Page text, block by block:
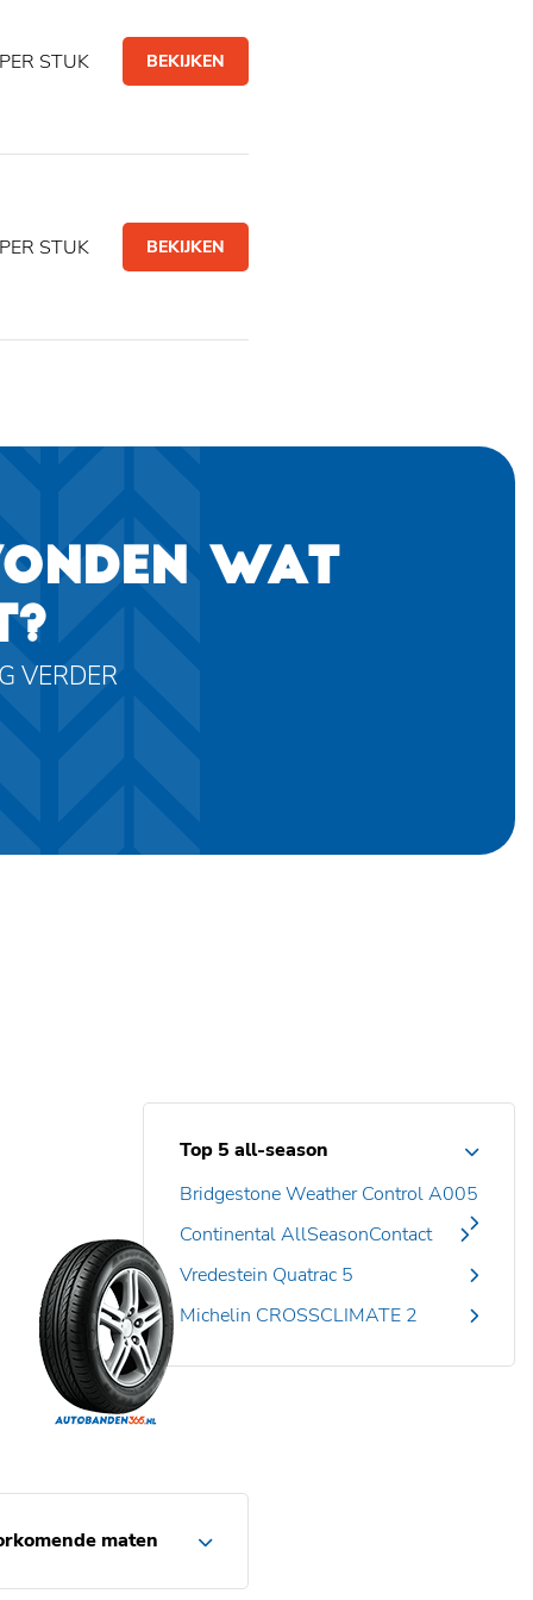
PER STUK BEKIJKEN
PER STUK BEKIJKEN
WAT
VERDER
Top 5 all-season
Bridgestone Weather Control A005
Continental AllSeasonContact
Vredestein Quatrac 5
Michelin CROSSCLIMATE 2
maten